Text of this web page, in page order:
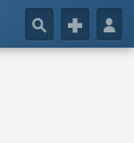
👤
+
🔎